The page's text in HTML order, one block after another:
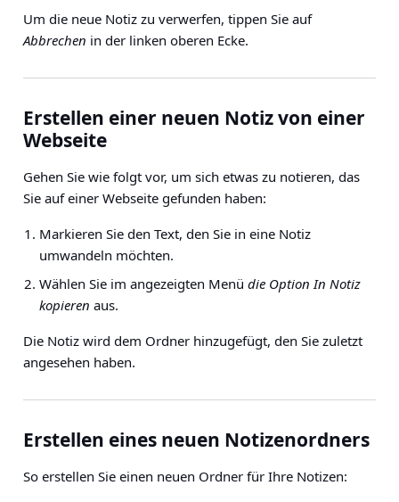
Um die neue Notiz zu verwerfen, tippen Sie auf
Abbrechen in der linken oberen Ecke.
Erstellen einer neuen Notiz von einer
Webseite
Gehen Sie wie folgt vor, um sich etwas zu notieren, das
Sie auf einer Webseite gefunden haben:
Markieren Sie den Text, den Sie in eine Notiz
umwandeln möchten.
Wählen Sie im angezeigten Menü die Option In Notiz
kopieren aus.
Die Notiz wird dem Ordner hinzugefügt, den Sie zuletzt
angesehen haben.
Erstellen eines neuen Notizenordners
So erstellen Sie einen neuen Ordner für Ihre Notizen: